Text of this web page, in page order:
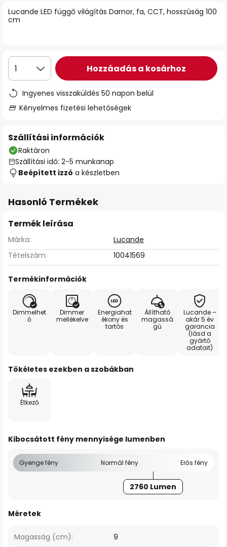
Lucande LED függő világítás Darnor, fa, CCT, hosszúság 100
cm
1 Hozzáadás a kosárhoz
Ingyenes visszaküldés 50 napon belül
Kényelmes fizetési lehetőségek
Szállítási információk
Raktáron
Szállítási idő: 2-5 munkanap
Beépített izzó a készletben
Hasonló Termékek
Termék leírása
Márka:
Lucande
Tételszám:
10041569
Termékinformációk
Dimmelhet
ő
Dimmer
mellékelve
Energiahat
ékony és
tartós
Állítható
magassá
gú
Lucande –
akár 5 év
garancia
(lásd a
gyártó
adatait)
Tökéletes ezekben a szobákban
Étkező
Kibocsátott fény mennyisége lumenben
Gyenge fény Normál fény Erős fény
2760 Lumen
Méretek
Magasság (cm): 9